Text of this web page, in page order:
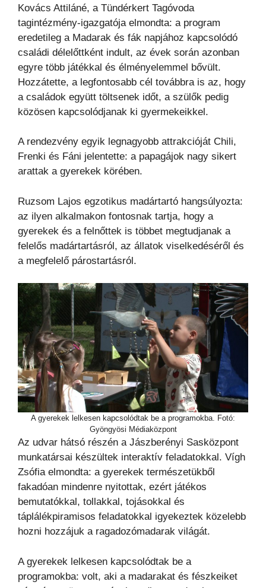
Kovács Attiláné, a Tündérkert Tagóvoda
tagintézmény-igazgatója elmondta: a program
eredetileg a Madarak és fák napjához kapcsolódó
családi délelőttként indult, az évek során azonban
egyre több játékkal és élményelemmel bővült.
Hozzátette, a legfontosabb cél továbbra is az, hogy
a családok együtt töltsenek időt, a szülők pedig
közösen kapcsolódjanak ki gyermekeikkel.
A rendezvény egyik legnagyobb attrakcióját Chili,
Frenki és Fáni jelentette: a papagájok nagy sikert
arattak a gyerekek körében.
Ruzsom Lajos egzotikus madártartó hangsúlyozta:
az ilyen alkalmakon fontosnak tartja, hogy a
gyerekek és a felnőttek is többet megtudjanak a
felelős madártartásról, az állatok viselkedéséről és
a megfelelő párostartásról.
A gyerekek lelkesen kapcsolódtak be a programokba. Fotó:
Gyöngyösi Médiaközpont
Az udvar hátsó részén a Jászberényi Sasközpont
munkatársai készültek interaktív feladatokkal. Vígh
Zsófia elmondta: a gyerekek természetükből
fakadóan mindenre nyitottak, ezért játékos
bemutatókkal, tollakkal, tojásokkal és
táplálékpiramisos feladatokkal igyekeztek közelebb
hozni hozzájuk a ragadozómadarak világát.
A gyerekek lelkesen kapcsolódtak be a
programokba: volt, aki a madarakat és fészkeiket